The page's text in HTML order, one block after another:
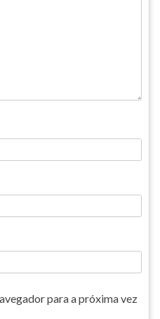
para a próxima vez